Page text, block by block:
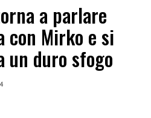
a parlare
con Mirko e si
un duro sfogo